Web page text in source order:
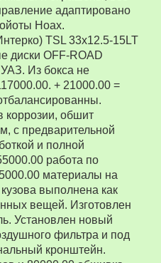
адаптировано
Ноах.
TSL 33x12.5-15LT
диски OFF-ROAD
Из бокса не
+ 21000.00 =
коррозии, обшит
с предварительной
и полной
работа по
материалы на
выполнена как
вещей. Изготовлен
Установлен новый
фильтра и под
кронштейн.